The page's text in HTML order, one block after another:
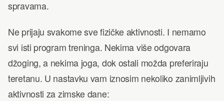
spravama.
Ne prijaju svakome sve fizičke aktivnosti. I nemamo
svi isti program treninga. Nekima više odgovara
džoging, a nekima joga, dok ostali možda preferiraju
teretanu. U nastavku vam iznosim nekoliko zanimljivih
aktivnosti za zimske dane: